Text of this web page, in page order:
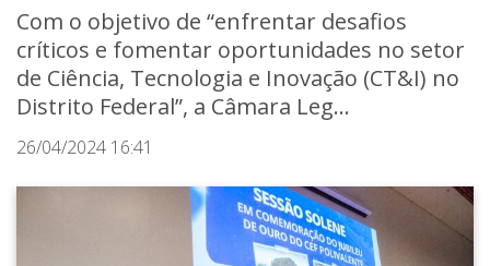
Com o objetivo de “enfrentar desafios
críticos e fomentar oportunidades no setor
de Ciência, Tecnologia e Inovação (CT&I) no
Distrito Federal”, a Câmara Leg...
26/04/2024 16:41